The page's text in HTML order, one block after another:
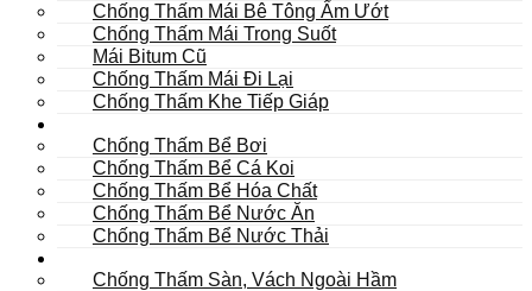
Chống Thấm Mái Bê Tông Ẩm Ướt
Chống Thấm Mái Trong Suốt
Mái Bitum Cũ
Chống Thấm Mái Đi Lại
Chống Thấm Khe Tiếp Giáp
Chống Thấm Bể Bơi
Chống Thấm Bể Cá Koi
Chống Thấm Bể Hóa Chất
Chống Thấm Bể Nước Ăn
Chống Thấm Bể Nước Thải
Chống Thấm Sàn, Vách Ngoài Hầm